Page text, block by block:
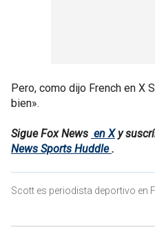
Pero, como dijo French en X
bien».
Sigue Fox News en Xy
News Sports Huddle.
Scott es periodista deportivo en